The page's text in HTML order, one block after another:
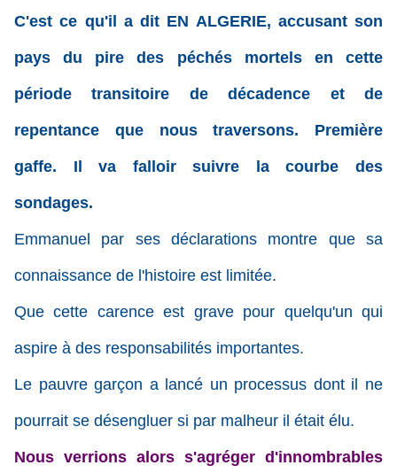
C'est ce qu'il a dit EN ALGERIE, accusant son
pays du pire des péchés mortels en cette
période transitoire de décadence et de
repentance que nous traversons. Première
gaffe. Il va falloir suivre la courbe des
sondages.
Emmanuel par ses déclarations montre que sa
connaissance de l'histoire est limitée.
Que cette carence est grave pour quelqu'un qui
aspire à des responsabilités importantes.
Le pauvre garçon a lancé un processus dont il ne
pourrait se désengluer si par malheur il était élu.
Nous verrions alors s'agréger d'innombrables